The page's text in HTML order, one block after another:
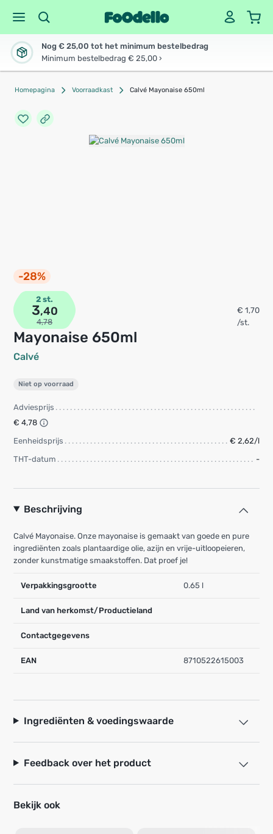
Nog € 25,00 tot het minimum bestelbedrag
Minimum bestelbedrag € 25,00 ›
Homepagina Voorraadkast Calvé Mayonaise 650ml
-28%
Mayonaise 650ml
Calvé
2 st.
3,40
4,78
€ 1,70
/st.
Niet op voorraad
Adviesprijs
€ 4,78
Eenheidsprijs
€ 2,62/l
THT-datum
-
Beschrijving
Calvé Mayonaise. Onze mayonaise is gemaakt van goede en pure
ingrediënten zoals plantaardige olie, azijn en vrije-uitloopeieren,
zonder kunstmatige smaakstoffen. Dat proef je!
Verpakkingsgrootte 0.65 l
Land van herkomst/Productieland
Contactgegevens
EAN 8710522615003
Ingrediënten & voedingswaarde
Feedback over het product
Bekijk ook